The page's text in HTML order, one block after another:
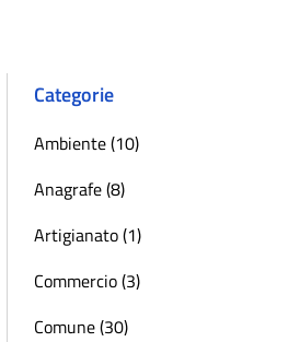
Categorie
Ambiente (10)
Anagrafe (8)
Artigianato (1)
Commercio (3)
Comune (30)